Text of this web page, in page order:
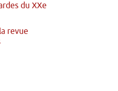
du XXe
revue